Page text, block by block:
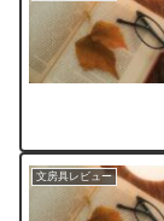
文房具レビュー